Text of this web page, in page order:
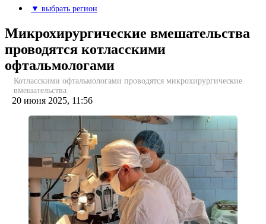
▼ выбрать регион
Микрохирургические вмешательства
проводятся котласскими
офтальмологами
Котласскими офтальмологами проводятся микрохирургические
вмешательства
20 июня 2025, 11:56